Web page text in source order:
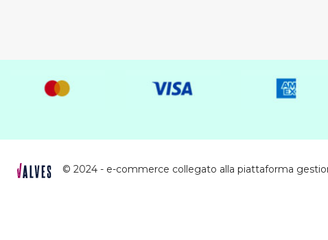
© 2024 - e-commerce collegato alla piattaforma